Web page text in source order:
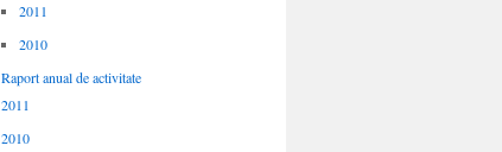
2011
2010
Raport anual de activitate
2011
2010